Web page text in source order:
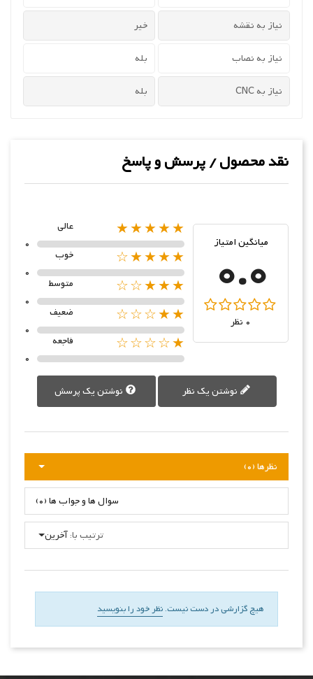
نیاز به نقشه خیر
نیاز به نصاب بله
نیاز به CNC بله
نقد محصول / پرسش و پاسخ
میانگین امتیاز
0.0
0 نظر
★★★★★
عالی
0
★★★★☆
خوب
0
★★★☆☆
متوسط
0
★★☆☆☆
ضعیف
0
★☆☆☆☆
فاجعه
0
نوشتن یک نظر نوشتن یک پرسش
نظرها (0)
سوال ها و جواب ها (0)
ترتیب با: آخرین
هیچ گزارشی در دست نیست. نظر خود را بنویسید